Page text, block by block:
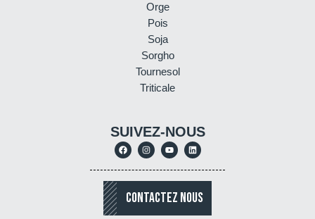
Orge
Pois
Soja
Sorgho
Tournesol
Triticale
SUIVEZ-NOUS
CONTACTEZ NOUS